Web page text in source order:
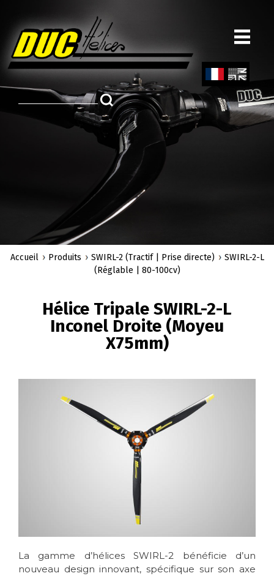
principal
ch
Engl
D'ARIANE
Accueil Produits SWIRL-2 (Tractif | Prise directe)
SWIRL-2-L
(Réglable | 80-100cv)
Hélice Tripale SWIRL-2-L
Inconel Droite (Moyeu
X75mm)
La gamme d’hélices SWIRL-2 bénéficie d’un
nouveau design innovant, spécifique sur son axe